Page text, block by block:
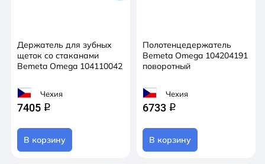
Держатель для зубных
щеток со стаканами
Bemeta Omega 104110042
Чехия
7405 q
В корзину
Полотенцедержатель
Bemeta Omega 104204191
поворотный
Чехия
6733 q
В корзину